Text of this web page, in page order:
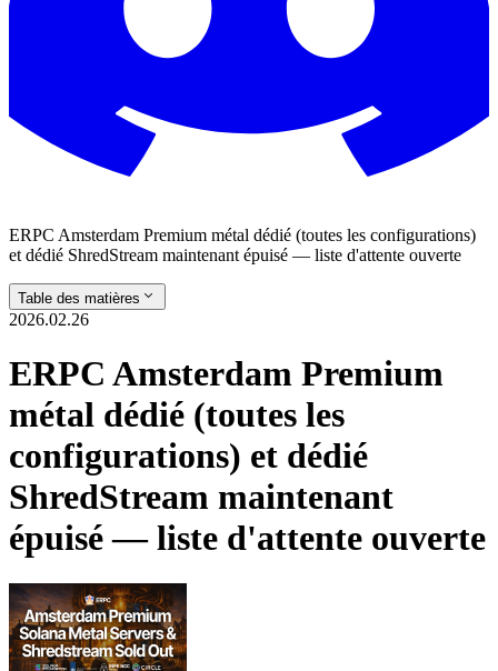
ERPC Amsterdam Premium métal dédié (toutes les configurations)
et dédié ShredStream maintenant épuisé — liste d'attente ouverte
Table des matières
2026.02.26
ERPC Amsterdam Premium
métal dédié (toutes les
configurations) et dédié
ShredStream maintenant
épuisé — liste d'attente ouverte